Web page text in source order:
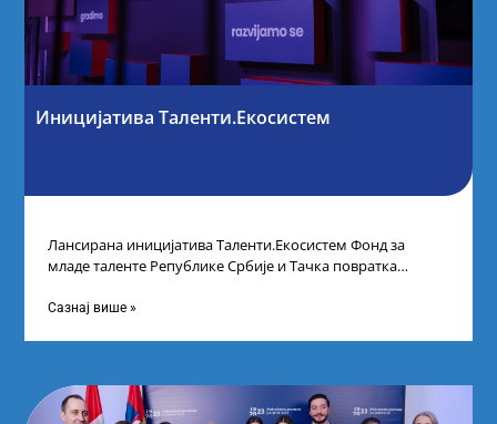
Иницијатива Таленти.Екосистем
Лансирана иницијатива Таленти.Екосистем Фонд за
младе таленте Републике Србије и Тачка повратка
догађају су се
Сазнај више »